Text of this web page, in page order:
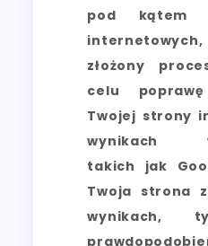
pod kątem
złożony
celu
Twojej strony
wynikach
takich jak
Twoja strona
wynikach,